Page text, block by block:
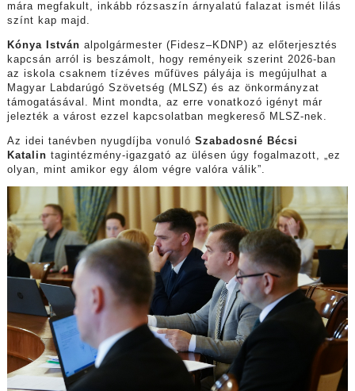
mára megfakult, inkább rózsaszín árnyalatú falazat ismét lilás
színt kap majd.
Kónya István alpolgármester (Fidesz–KDNP) az előterjesztés
kapcsán arról is beszámolt, hogy reményeik szerint 2026-ban
az iskola csaknem tízéves műfüves pályája is megújulhat a
Magyar Labdarúgó Szövetség (MLSZ) és az önkormányzat
támogatásával. Mint mondta, az erre vonatkozó igényt már
jelezték a várost ezzel kapcsolatban megkereső MLSZ-nek.
Az idei tanévben nyugdíjba vonuló Szabadosné Bécsi
Katalin tagintézmény-igazgató az ülésen úgy fogalmazott, „ez
olyan, mint amikor egy álom végre valóra válik”.